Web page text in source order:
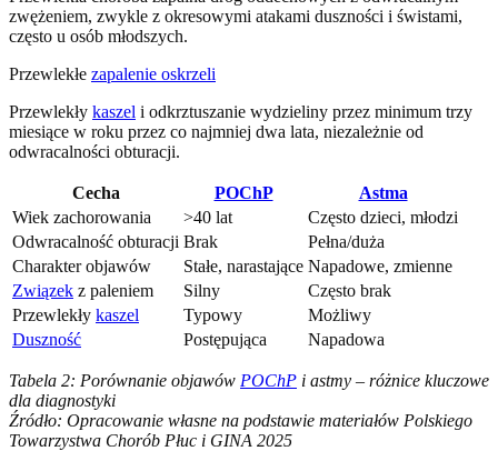
zwężeniem, zwykle z okresowymi atakami duszności i świstami,
często u osób młodszych.
Przewlekłe zapalenie oskrzeli
Przewlekły kaszel i odkrztuszanie wydzieliny przez minimum trzy
miesiące w roku przez co najmniej dwa lata, niezależnie od
odwracalności obturacji.
Cecha POChP
Astma
Wiek zachorowania
>40 lat
Często dzieci, młodzi
Odwracalność obturacji Brak
Pełna/duża
Charakter objawów
Stałe, narastające Napadowe, zmienne
Związek z paleniem Silny
Często brak
Przewlekły kaszel Typowy
Możliwy
Duszność
Postępująca Napadowa
Tabela 2: Porównanie objawów POChP i astmy – różnice kluczowe
dla diagnostyki
Źródło: Opracowanie własne na podstawie materiałów Polskiego
Towarzystwa Chorób Płuc i GINA 2025